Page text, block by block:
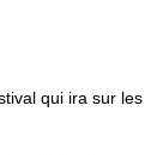
qui ira sur les